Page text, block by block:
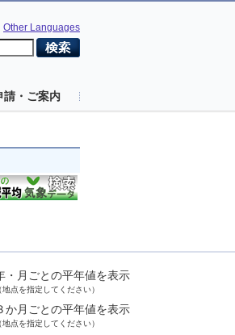
Other Languages
請・ご案内
・月ごとの平年値を表示
地点を指定してください）
か月ごとの平年値を表示
地点を指定してください）